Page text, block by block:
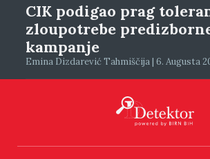
CIK podigao prag
zloupotrebe
kampanje
Emina Dizdarević Tahmiščija | 6. Augusta